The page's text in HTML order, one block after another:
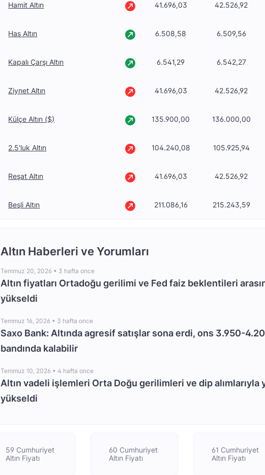
Hamit Altın 41.696,03 42.526,92
Has Altın 6.508,58 6.509,56
Kapalı Çarşı Altın 6.541,29 6.542,27
Ziynet Altın 41.696,03 42.526,92
Külçe Altın ($) 135.900,00 136.000,00
2.5'luk Altın 104.240,08 105.925,94
Reşat Altın 41.696,03 42.526,92
Beşli Altın 211.086,16 215.243,59
Altın Haberleri ve Yorumları
Temmuz 20, 2026 • 3 hafta once
Altın fiyatları Ortadoğu gerilimi ve Fed faiz beklentileri
yükseldi
Temmuz 16, 2026 • 3 hafta once
Saxo Bank: Altında agresif satışlar sona erdi, ons 3.950-
bandında kalabilir
Temmuz 10, 2026 •4 hafta once
Altın vadeli işlemleri Orta Doğu gerilimleri ve dip alımlarıyla
yükseldi
59 Cumhuriyet
Altın Fiyatı
60 Cumhuriyet
Altın Fiyatı
61 Cumhuriyet
Altın Fiyatı